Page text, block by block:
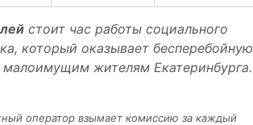
стоит час работы социального
который оказывает бесперебойную
жителям Екатеринбурга.
оператор взымает комиссию за каждый